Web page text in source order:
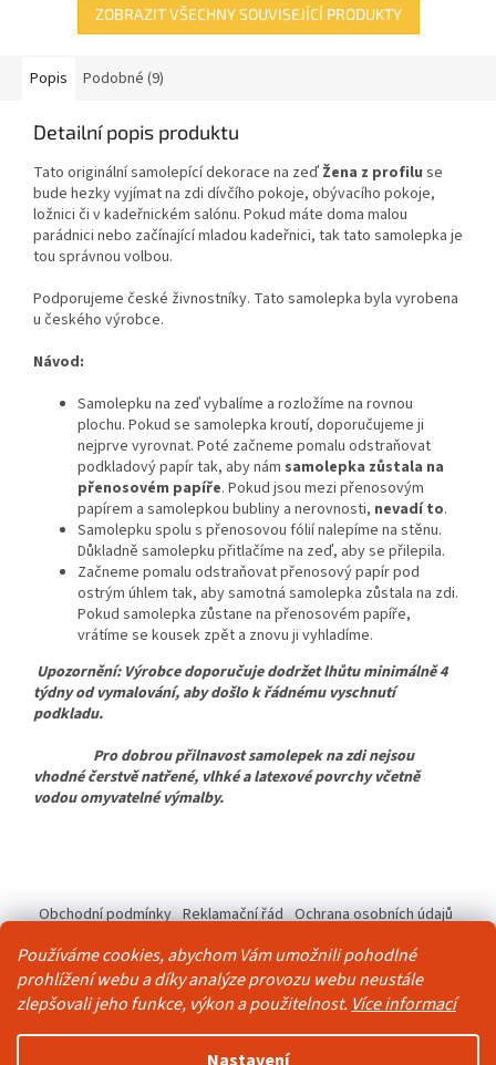
Používáme cookies, abychom Vám umožnili pohodlné
prohlížení webu a díky analýze provozu webu neustále
zlepšovali jeho funkce, výkon a použitelnost. Více informací
ZOBRAZIT VŠECHNY SOUVISEJÍCÍ PRODUKTY
Popis Podobné (9)
Detailní popis produktu
Tato originální samolepící dekorace na zeď Žena z profilu se
bude hezky vyjímat na zdi dívčího pokoje, obývacího pokoje,
ložnici či v kadeřnickém salónu. Pokud máte doma malou
parádnici nebo začínající mladou kadeřnici, tak tato samolepka je
tou správnou volbou.
Podporujeme české živnostníky. Tato samolepka byla vyrobena
u českého výrobce.
Návod:
Samolepku na zeď vybalíme a rozložíme na rovnou
plochu. Pokud se samolepka kroutí, doporučujeme ji
nejprve vyrovnat. Poté začneme pomalu odstraňovat
podkladový papír tak, aby nám samolepka zůstala na
přenosovém papíře. Pokud jsou mezi přenosovým
papírem a samolepkou bubliny a nerovnosti, nevadí to.
Samolepku spolu s přenosovou fólií nalepíme na stěnu.
Důkladně samolepku přitlačíme na zeď, aby se přilepila.
Začneme pomalu odstraňovat přenosový papír pod
ostrým úhlem tak, aby samotná samolepka zůstala na zdi.
Pokud samolepka zůstane na přenosovém papíře,
vrátíme se kousek zpět a znovu ji vyhladíme.
Upozornění: Výrobce doporučuje dodržet lhůtu minimálně 4
týdny od vymalování, aby došlo k řádnému vyschnutí
podkladu.
Pro dobrou přilnavost samolepek na zdi nejsou
vhodné čerstvě natřené, vlhké a latexové povrchy včetně
vodou omyvatelné výmalby.
p
Obchodní podmínky Reklamační řád Ochrana osobních údajů